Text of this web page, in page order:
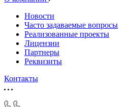
Новости
Часто задаваемые вопросы
Реализованные проекты
Лицензии
Партнеры
Реквизиты
Контакты